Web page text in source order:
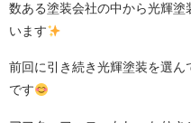
数ある塗装会社の中から光輝
います
前回に引き続き光輝塗装を選ん
です